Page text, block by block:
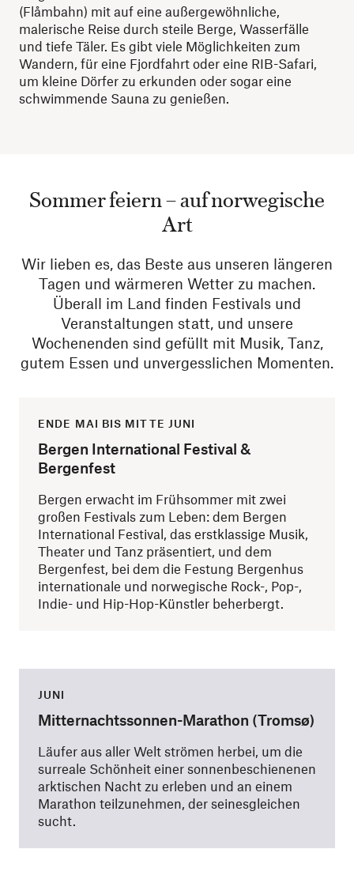
(Flåmbahn) mit auf eine außergewöhnliche,
malerische Reise durch steile Berge, Wasserfälle
und tiefe Täler. Es gibt viele Möglichkeiten zum
Wandern, für eine Fjordfahrt oder eine RIB-Safari,
um kleine Dörfer zu erkunden oder sogar eine
schwimmende Sauna zu genießen.
Sommer feiern – auf norwegische
Art
Wir lieben es, das Beste aus unseren längeren
Tagen und wärmeren Wetter zu machen.
Überall im Land finden Festivals und
Veranstaltungen statt, und unsere
Wochenenden sind gefüllt mit Musik, Tanz,
gutem Essen und unvergesslichen Momenten.
ENDE MAI BIS MITTE JUNI
Bergen International Festival &
Bergenfest
Bergen erwacht im Frühsommer mit zwei
großen Festivals zum Leben: dem Bergen
International Festival, das erstklassige Musik,
Theater und Tanz präsentiert, und dem
Bergenfest, bei dem die Festung Bergenhus
internationale und norwegische Rock-, Pop-,
Indie- und Hip-Hop-Künstler beherbergt.
JUNI
Mitternachtssonnen-Marathon (Tromsø)
Läufer aus aller Welt strömen herbei, um die
surreale Schönheit einer sonnenbeschienenen
arktischen Nacht zu erleben und an einem
Marathon teilzunehmen, der seinesgleichen
sucht.